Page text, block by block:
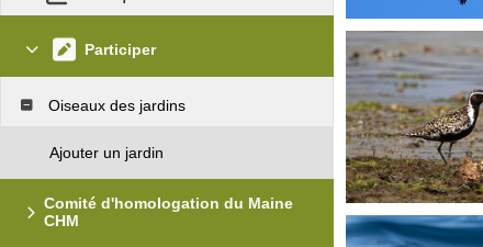
Participer
Oiseaux des jardins
Ajouter un jardin
Comité d'homologation du Maine
CHM